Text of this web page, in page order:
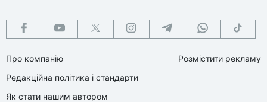
Про компанію
Редакційна політика і стандарти
Як стати нашим автором
Розмістити рекламу